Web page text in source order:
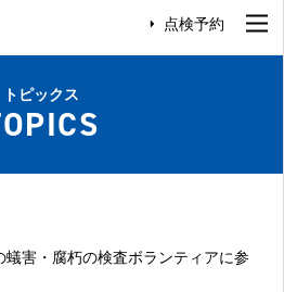
点検予約
トピックス
蟻害・腐朽の検査ボランティアに参